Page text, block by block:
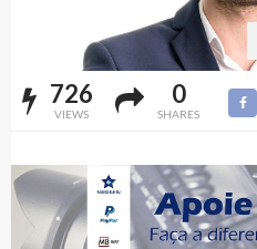
726
VIEWS
0
SHARES